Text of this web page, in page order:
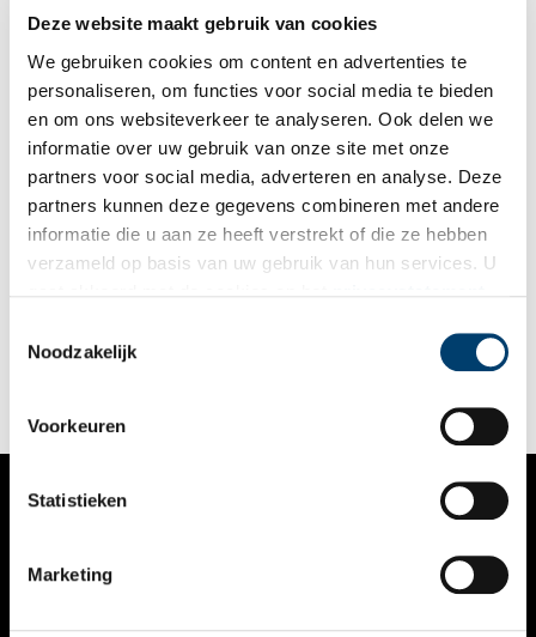
Deze website maakt gebruik van cookies
We gebruiken cookies om content en advertenties te
personaliseren, om functies voor social media te bieden
en om ons websiteverkeer te analyseren. Ook delen we
informatie over uw gebruik van onze site met onze
partners voor social media, adverteren en analyse. Deze
partners kunnen deze gegevens combineren met andere
informatie die u aan ze heeft verstrekt of die ze hebben
verzameld op basis van uw gebruik van hun services. U
Noodzakelijk
Voorkeuren
Statistieken
Marketing
Nieuw plan voor herstel schade aan Fort bij Velsen
Ruim twee jaar nadat graafmachines in de laatste week van
2021 een deel van een aarden wal van Fort bij Velsen
van Amsterdam, een rond 1900 aangelegde fortencirkel rond
de hoofdstad. Het resterende deel van het fort is ook
NIEUWS
KALENDER